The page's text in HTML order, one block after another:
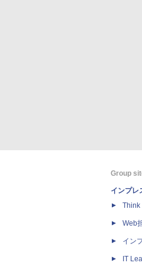
Group
インプレ
Think
Web
イン
IT